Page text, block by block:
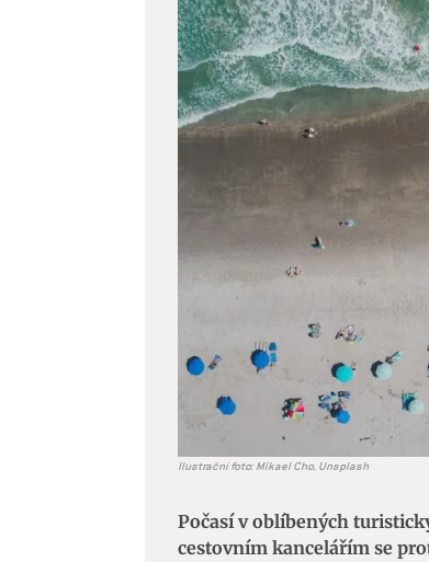
větší
obrázek
Ilustrační foto: Mikael Cho, Unsplash
Počasí v oblíbených
cestovním kancelářím se